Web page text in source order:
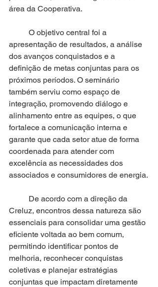
área da Cooperativa.
apresentação de resultados, a análise
dos avanços conquistados e a
definição de metas conjuntas para os
próximos períodos. O seminário
também serviu como espaço de
integração, promovendo diálogo e
alinhamento entre as equipes, o que
fortalece a comunicação interna e
garante que cada setor atue de forma
coordenada para atender com
excelência as necessidades dos
associados e consumidores de energia.
Creluz, encontros dessa natureza são
essenciais para consolidar uma gestão
eficiente voltada ao bem comum,
permitindo identificar pontos de
melhoria, reconhecer conquistas
coletivas e planejar estratégias
conjuntas que impactam diretamente